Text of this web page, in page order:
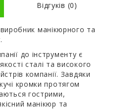
Відгуків (0)
виробник манікюрного та
до інструменту є
сталі та високого
компанії. Завдяки
кромки протягом
гострими,
манікюр та